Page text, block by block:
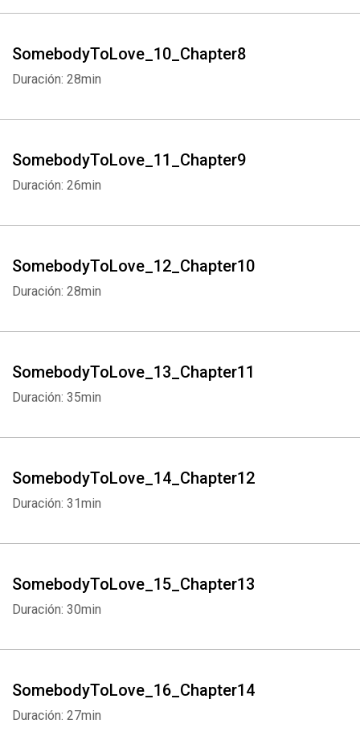
SomebodyToLove_10_Chapter8
Duración: 28min
SomebodyToLove_11_Chapter9
Duración: 26min
SomebodyToLove_12_Chapter10
Duración: 28min
SomebodyToLove_13_Chapter11
Duración: 35min
SomebodyToLove_14_Chapter12
Duración: 31min
SomebodyToLove_15_Chapter13
Duración: 30min
SomebodyToLove_16_Chapter14
Duración: 27min
Whatsapp Facebook Twitter